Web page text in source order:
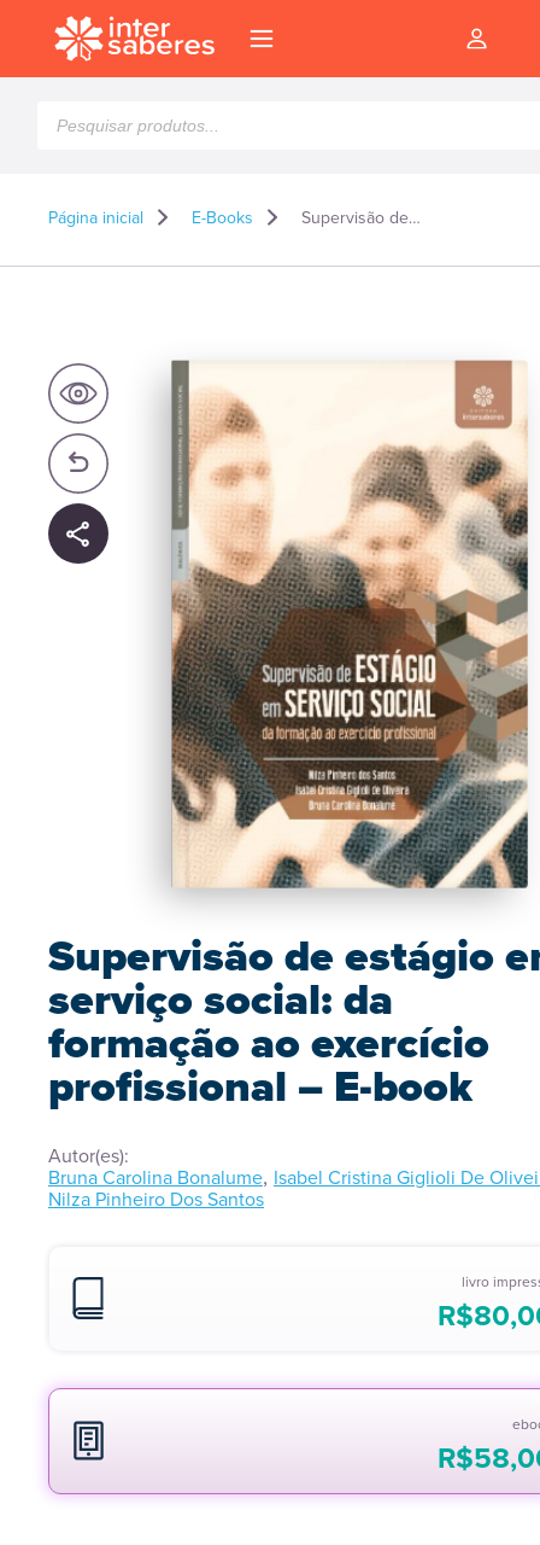
produtos
Página inicial E-Books Supervisão de estágio em serviço social: da formação ao exercício profissional – E-book
Supervisão de estágio
serviço social: da
formação ao exercício
profissional – E-book
Autor(es):
Bruna Carolina Bonalume, Isabel Cristina Giglioli De
Nilza Pinheiro Dos Santos
livro
R$
R$